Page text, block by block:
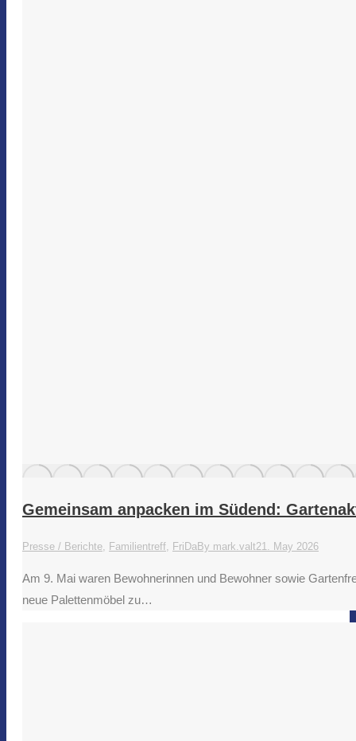
Gemeinsam anpacken im Südend:
Presse / Berichte, Familientreff, FriDaBy mark.valt21. May 2026
Am 9. Mai waren Bewohnerinnen und Bewohner sowie
neue Palettenmöbel zu…